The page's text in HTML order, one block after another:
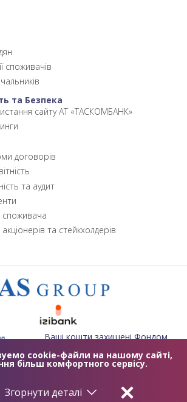
споживачів
та Безпека
сайту АТ «ТАСКОМБАНК»
договорів
та аудит
споживача
та стейкхолдерів
Ваші кошти захищені Фондом
осіб
НБУ №84 ВІД 25.10.2011
- 2032 © ТАСКОМБАНК
cookie-файли на нашому сайті,
більш комфортного сервісу.
Згорнути деталі